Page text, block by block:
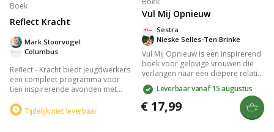
Boek
Reflect Kracht
Columbus
Mark Stoorvogel
Reflect - Kracht biedt jeugdwerkers
een compleet programma voor
tien inspirerende avonden met
combineert Bijbelse inzichten uit
het Nieuwe Testament met
Tijdelijk niet leverbaar
Vul Mij Opnieuw
Nieske Selles-Ten Brinke
Sestra
Vul Mij Opnieuw is een inspirerend
boek voor gelovige vrouwen die
verlangen naar een diepere relatie
met de Heilige Geest. Met
bijbelgetrouwe inzichten en
praktische lessen leer je over de
kracht van de Geest, de vruchten
en gaven die Hij schenkt. Dit boek
Leverbaar vanaf 15 augustus
€ 17,99